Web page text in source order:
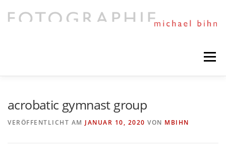
zum
Inhalt
Menü
acrobatic gymnast group
VERÖFFENTLICHT AM JANUAR 10, 2020 VON MBIHN